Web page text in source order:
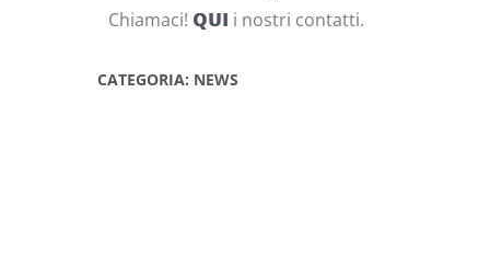
Chiamaci! QUI i nostri contatti.
CATEGORIA: NEWS